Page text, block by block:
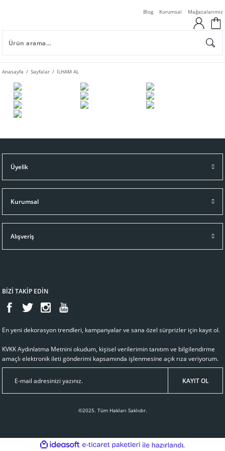
Blog Kurumsal Mağazalarımız
Anasayfa Sayfalar İLHAM AL
Üyelik
Kurumsal
Alışveriş
BİZİ TAKİP EDİN
En yeni dekorasyon trendleri, kampanyalar ve sana özel sürprizler için kayıt ol.
KVKK Aydınlatma Metnini okudum, kişisel verilerimin tanıtım ve bilgilendirme
amaçlı elektronik ileti gönderimi kapsamında işlenmesine açık rıza veriyorum.
KAYIT OL
©2025. Tüm Hakları Saklıdır.
ideasoft
e-